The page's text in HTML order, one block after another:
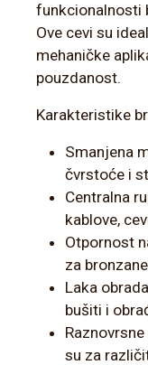
funkcionalnosti
Ove cevi su
mehaničke
pouzdanost.
Karakteristike
Smanjena
čvrstoće i
Centralna
kablove,
Otpornost
za
Laka
bušiti i
su za